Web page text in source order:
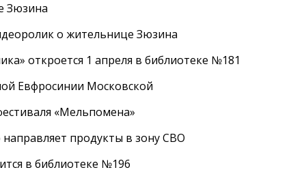
Зюзина
о жительнице Зюзина
откроется 1 апреля в библиотеке №181
Евфросинии Московской
«Мельпомена»
продукты в зону СВО
в библиотеке №196